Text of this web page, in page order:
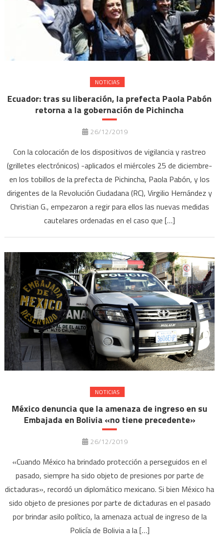
NOTICIAS
Ecuador: tras su liberación, la prefecta Paola Pabón
retorna a la gobernación de Pichincha
26/12/2019
Con la colocación de los dispositivos de vigilancia y rastreo
(grilletes electrónicos) -aplicados el miércoles 25 de diciembre-
en los tobillos de la prefecta de Pichincha, Paola Pabón, y los
dirigentes de la Revolución Ciudadana (RC), Virgilio Hernández y
Christian G., empezaron a regir para ellos las nuevas medidas
cautelares ordenadas en el caso que […]
NOTICIAS
México denuncia que la amenaza de ingreso en su
Embajada en Bolivia «no tiene precedente»
26/12/2019
«Cuando México ha brindado protección a perseguidos en el
pasado, siempre ha sido objeto de presiones por parte de
dictaduras», recordó un diplomático mexicano. Si bien México ha
sido objeto de presiones por parte de dictaduras en el pasado
por brindar asilo político, la amenaza actual de ingreso de la
Policía de Bolivia a la […]